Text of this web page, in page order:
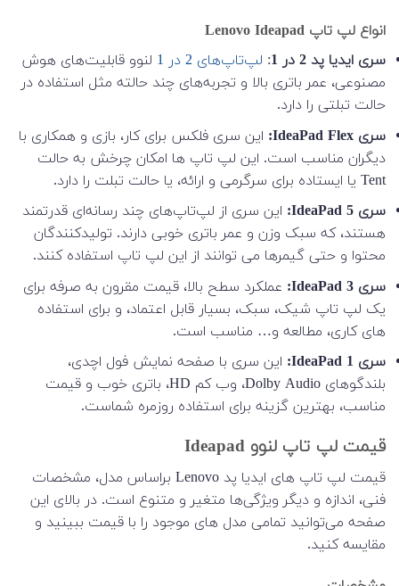
انواع لپ تاپ Lenovo Ideapad
سری ایدیا پد 2 در 1
: لپ‌تاپ‌های 2 در 1
لنوو قابلیت‌های هوش
مصنوعی، عمر باتری بالا و تجربه‌های چند حالته مثل استفاده در
حالت تبلتی را دارد.
سری IdeaPad Flex:
این سری فلکس برای کار، بازی و همکاری با
دیگران مناسب است. این لپ تاپ ها امکان چرخش به حالت
Tent یا ایستاده برای سرگرمی و ارائه، یا حالت تبلت را دارد.
سری IdeaPad 5:
این سری از لپ‌تاپ‌های چند رسانه‌ای قدرتمند
هستند، که سبک وزن و عمر باتری خوبی دارند. تولیدکنندگان
محتوا و حتی گیمرها می توانند از این لپ تاپ استفاده کنند.
سری IdeaPad 3:
عملکرد سطح بالا، قیمت مقرون به صرفه برای
یک لپ تاپ شیک، سبک، بسیار قابل اعتماد، و برای استفاده
های کاری، مطالعه و… مناسب است.
سری IdeaPad 1:
این سری با صفحه نمایش فول اچدی،
بلندگوهای Dolby Audio، وب کم HD، باتری خوب و قیمت
مناسب، بهترین گزینه برای استفاده روزمره شماست.
قیمت لپ تاپ لنوو Ideapad
قیمت لپ تاپ های ایدیا پد Lenovo براساس مدل، مشخصات
فنی، اندازه و دیگر ویژگی‌ها متغیر و متنوع است. در بالای این
صفحه می‌توانید تمامی مدل های موجود را با قیمت ببینید و
مقایسه کنید.